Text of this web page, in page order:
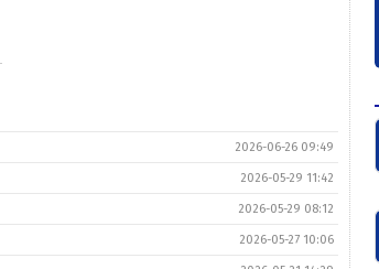
2026-06-26 09:49
2026-05-29 11:42
2026-05-29 08:12
2026-05-27 10:06